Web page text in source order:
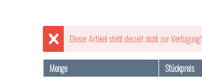
Dieser Artikel steht derzeit nicht zur Verfügung!
Menge
Stückpreis